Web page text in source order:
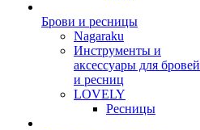
Брови и ресницы
Nagaraku
Инструменты и
аксессуары для бровей
и ресниц
LOVELY
Ресницы